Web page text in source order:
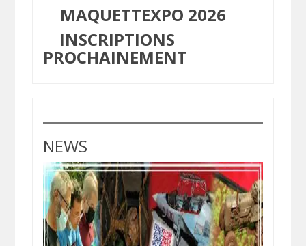
MAQUETTEXPO 2026
INSCRIPTIONS
PROCHAINEMENT
NEWS